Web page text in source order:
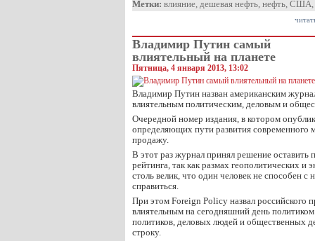
Метки: влияние, дешевая нефть, нефть, США,
Владимир Путин самый
влиятельный на планете
Пятница, 4 января 2013, 13:02
Владимир Путин назван американским
влиятельным политическим, деловым и
Очередной номер издания, в котором
определяющих пути развития современного
продажу.
В этот раз журнал принял решение оставить
рейтинга, так как размах геополитических и
столь велик, что один человек не способен с
справиться.
При этом Foreign Policy назвал российского
влиятельным на сегодняшний день
политиков, деловых людей и общественных
строку.